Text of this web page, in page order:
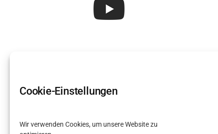
Cookie-Einstellungen
Wir verwenden Cookies, um unsere Website zu